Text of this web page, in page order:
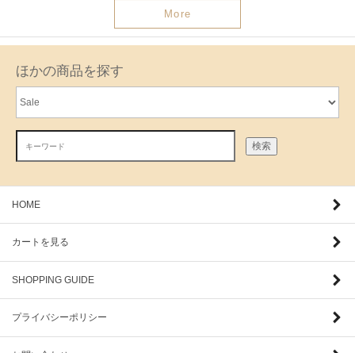
More
ほかの商品を探す
検索
HOME
カートを見る
SHOPPING GUIDE
プライバシーポリシー